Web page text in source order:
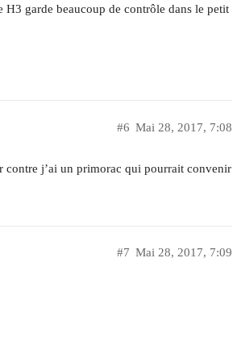
H3 garde beaucoup de contrôle dans le petit
Mai 28, 2017, 7:08
#6
contre j’ai un primorac qui pourrait convenir
Mai 28, 2017, 7:09
#7